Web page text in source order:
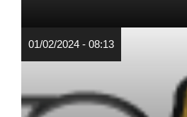
01/02/2024 - 08:13